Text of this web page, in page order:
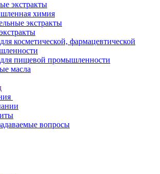
экстракты
химия
экстракты
косметической, фармацевтической
пищевой промышленности
масла
вопросы